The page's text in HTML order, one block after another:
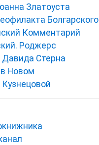
Златоуста
Болгарского
Комментарий
Роджерс
Стерна
Новом